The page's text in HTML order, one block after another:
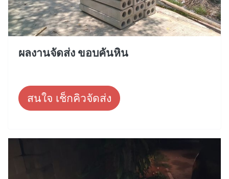
ผลงานจัดส่ง ขอบคันหิน
สนใจ เช็กคิวจัดส่ง